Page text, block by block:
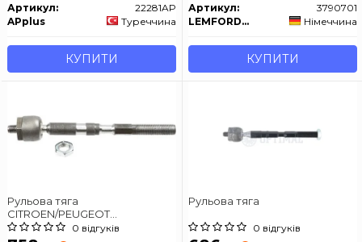
Артикул:
22281AP
APplus
Туреччина
КУПИТИ
Артикул:
3790701
LEMFORDER
Німеччина
КУПИТИ
Рульова тяга
CITROEN/PEUGEOT
DS3/208/2008 "12>>
0 відгуків
Рульова тяга
0 відгуків